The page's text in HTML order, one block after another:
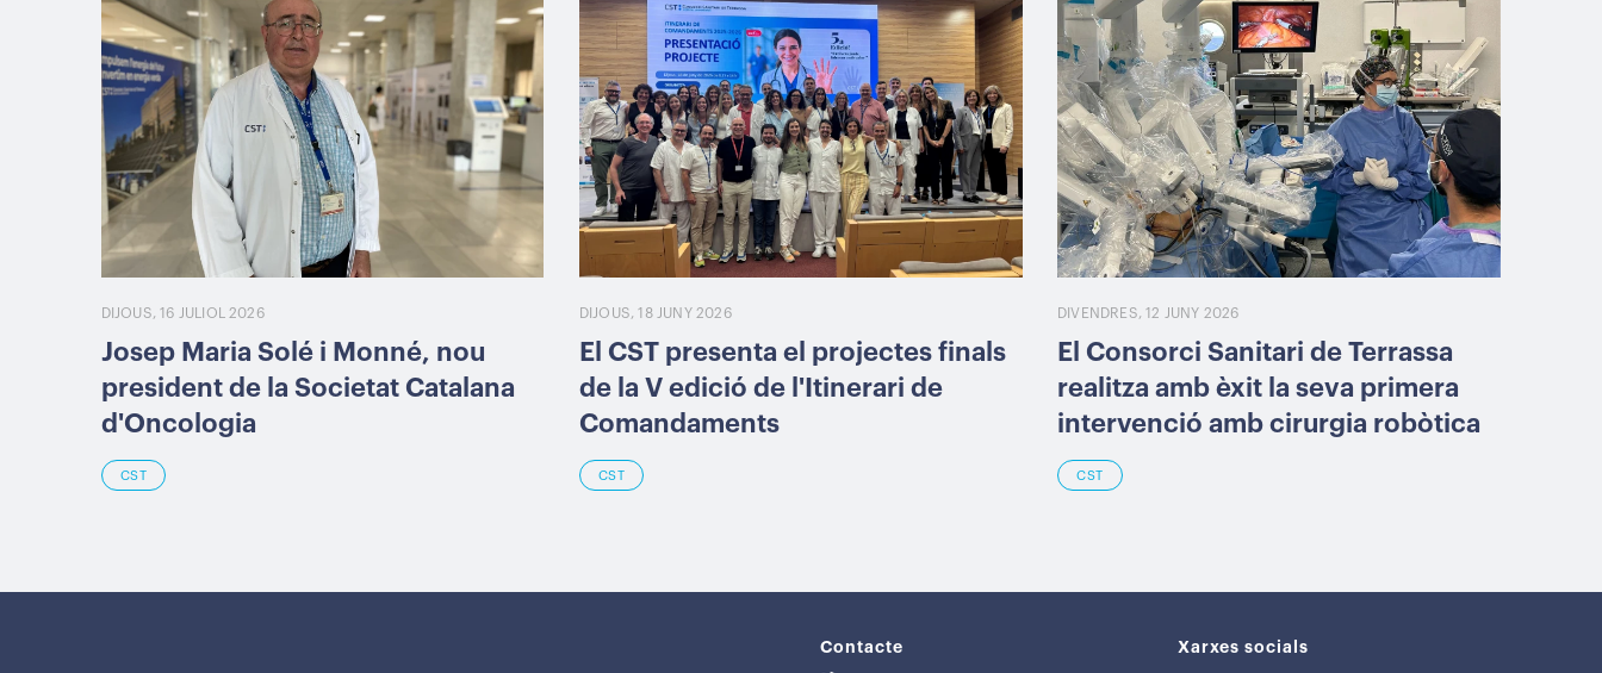
DIJOUS, 16 JULIOL 2026
Josep Maria Solé i Monné, nou
president de la Societat Catalana
d'Oncologia
CST
DIJOUS, 18 JUNY 2026
El CST presenta el projectes finals
de la V edició de l'Itinerari de
Comandaments
CST
DIVENDRES, 12 JUNY 2026
El Consorci Sanitari de Terrassa
realitza amb èxit la seva primera
intervenció amb cirurgia robòtica
CST
Contacte Xarxes socials